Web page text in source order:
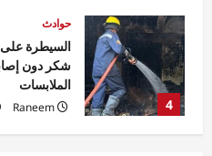
5
حوادث
مقتل مسن
اليدين
التحريات
Raneem